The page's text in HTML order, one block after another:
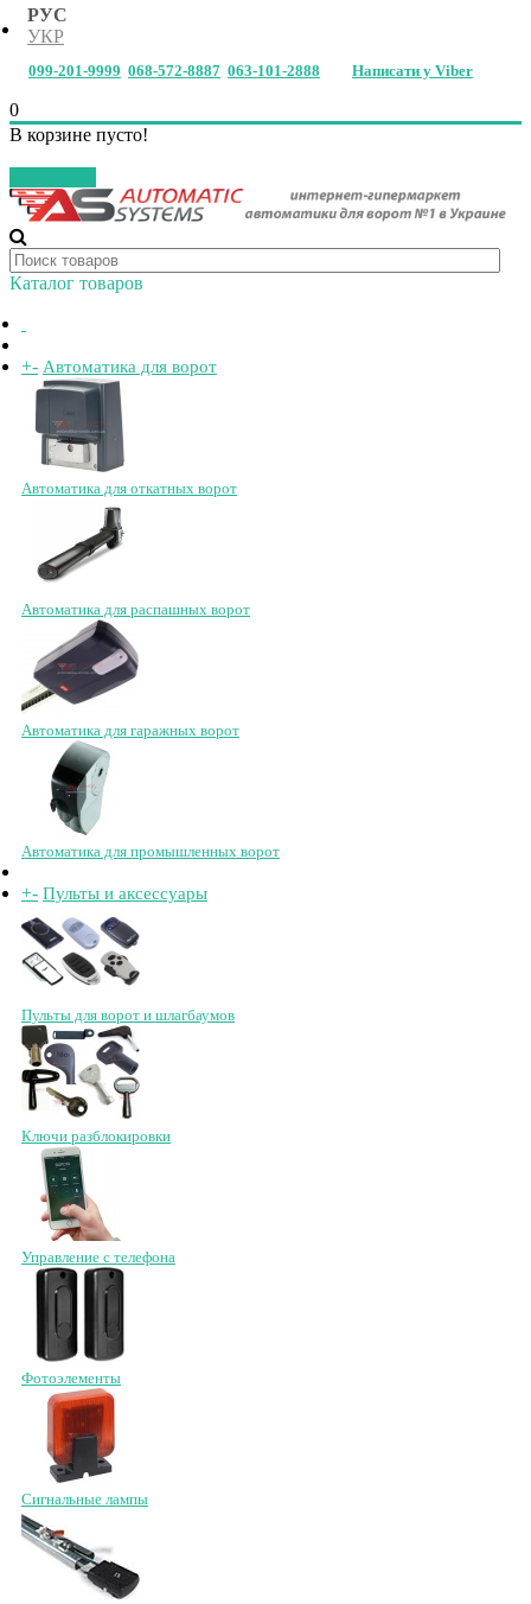
РУС
УКР
099-201-9999 068-572-8887 063-101-2888 Написати у Viber
0
В корзине пусто!
Каталог товаров
+- Автоматика для ворот
Автоматика для откатных ворот
Автоматика для распашных ворот
Автоматика для гаражных ворот
Автоматика для промышленных ворот
+- Пульты и аксессуары
Пульты для ворот и шлагбаумов
Ключи разблокировки
Управление с телефона
Фотоэлементы
Сигнальные лампы